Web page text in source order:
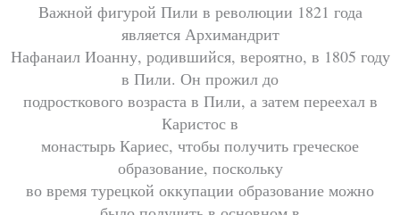
Важной фигурой Пили в революции 1821 года
является Архимандрит
Нафанаил Иоанну, родившийся, вероятно, в 1805 году
в Пили. Он прожил до
подросткового возраста в Пили, а затем переехал в
Каристос в
монастырь Кариес, чтобы получить греческое
образование, поскольку
во время турецкой оккупации образование можно